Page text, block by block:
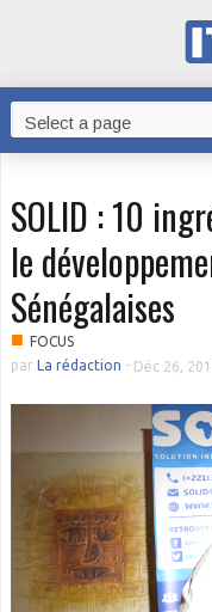
SOLID : 10
le
Sénégalaises
■ FOCUS
par La rédaction - Déc 26,